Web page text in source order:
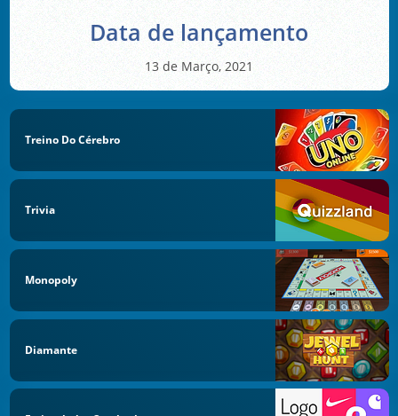
Data de lançamento
13 de Março, 2021
Treino Do Cérebro
Trivia
Monopoly
Diamante